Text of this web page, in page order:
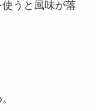
うと風味が落